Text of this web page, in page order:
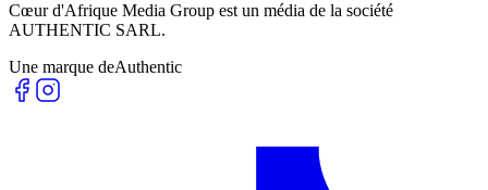
Cœur d'Afrique Media Group est un média de la société
AUTHENTIC SARL.
Une marque deAuthentic